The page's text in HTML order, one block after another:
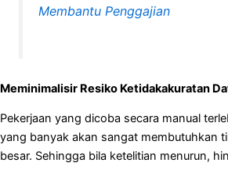
Membantu Penggajian
Meminimalisir Resiko Ketidakakuratan
Pekerjaan yang dicoba secara manual
yang banyak akan sangat membutuhkan
besar. Sehingga bila ketelitian menurun,